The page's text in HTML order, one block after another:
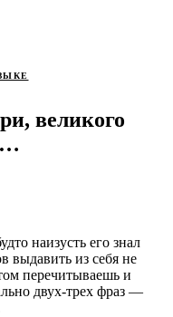
великого
наизусть его знал
выдавить из себя не
перечитываешь и
двух-трех фраз —